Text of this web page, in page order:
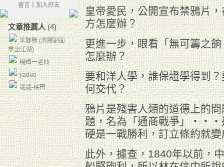
留言｜ 加入好友
文章推薦人 (4)
笨腳獸 (洗腥割面
重出江湖)
楊梅一老仙
yaduo
謎謎-梯田
皇帝愛民，公開宣布禁鴉片
方怎麼辦？
更進一步，眼看「無可籌之
怎麼辦？
要和洋人學，誰保證學得到
何交代？
鴉片是殘害人類的道德上的
題，名為「通商戰爭」
硬是一戰勝利，訂立條約就
此外，據查，1840年以前，